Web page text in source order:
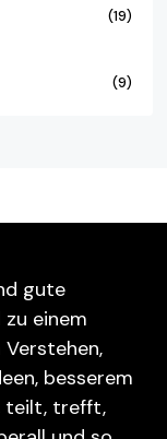
(19)
(9)
gute
einem
besserem
teilt, trefft,